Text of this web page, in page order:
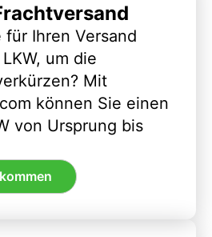
Ihren Versand
um die
Mit
können Sie einen
von Ursprung bis